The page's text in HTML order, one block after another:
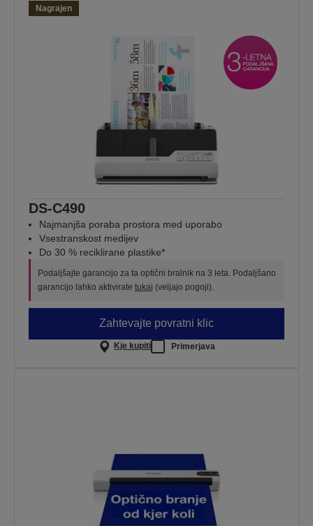
Nagrajen
DS-C490
Najmanjša poraba prostora med uporabo
Vsestranskost medijev
Do 30 % reciklirane plastike*
Podaljšajte garancijo za ta optični bralnik na 3 leta. Podaljšano
garancijo lahko aktivirate tukaj (veljajo pogoji).
Zahtevajte povratni klic
Kje kupiti Primerjava